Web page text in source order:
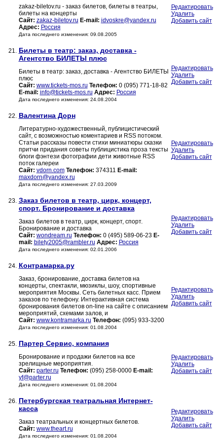
zakaz-biletov.ru - заказ билетов, билеты в театры,
билеты на концерты
Сайт: zakaz-biletov.ru E-mail: idvoskre@yandex.ru
Адрес: Россия
Дата последнего изменения: 09.08.2005
Редактировать
Удалить
Добавить сайт
21. Билеты в театр: заказ, доставка -
Агентство БИЛЕТЫ плюс
Билеты в театр: заказ, доставка - Агентство БИЛЕТЫ
плюс
Сайт: www.tickets-mos.ru Телефон: 0 (095) 771-18-82
E-mail: info@tickets-mos.ru Адрес: Россия
Дата последнего изменения: 24.08.2004
Редактировать
Удалить
Добавить сайт
22. Валентина Дорн
Литературно-художественный, публицистический
сайт, с возможностью коментариев и RSS потоком.
Статьи рассказы повести стихи миниатюры сказки
притчи придания советы публицистика проза тексты
блоги фэнтези фотографии дети животные RSS
поток галереи
Сайт: vdorn.com Телефон: 374311 E-mail:
maxdorn@yandex.ru
Дата последнего изменения: 27.03.2009
Редактировать
Удалить
Добавить сайт
23. Заказ билетов в театр, цирк, концерт,
спорт. Бронирование и доставка
Заказ билетов в театр, цирк, концерт, спорт.
Бронирование и доставка
Сайт: wondream.ru Телефон: 0 (495) 589-06-23 E-
mail: bilety2005@rambler.ru Адрес: Россия
Дата последнего изменения: 02.01.2006
Редактировать
Удалить
Добавить сайт
24. Контрамарка.ру
Заказ, бронирование, доставка билетов на
концерты, спектакли, мюзиклы, шоу, спортивные
мероприятия Москвы. Сеть билетных касс. Прием
заказов по телефону. Интерактивная система
бронирования билетов on-line на сайте с описанием
мероприятий, схемами залов, и
Сайт: www.kontramarka.ru Телефон: (095) 933-3200
Дата последнего изменения: 01.08.2004
Редактировать
Удалить
Добавить сайт
25. Партер Сервис, компания
Бронирование и продажи билетов на все
зрелищные мероприятия.
Сайт: parter.ru Телефон: (095) 258-0000 E-mail:
yf@parter.ru
Дата последнего изменения: 01.08.2004
Редактировать
Удалить
Добавить сайт
26. Петербургская театральная Интернет-
касса
Заказ театральных и концертных билетов.
Сайт: www.theart.ru
Дата последнего изменения: 01.08.2004
Редактировать
Удалить
Добавить сайт